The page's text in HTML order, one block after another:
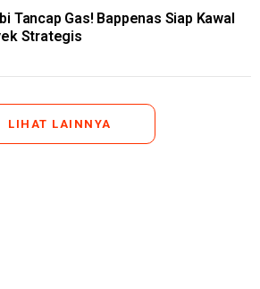
Tancap Gas! Bappenas Siap Kawal
Strategis
LIHAT LAINNYA